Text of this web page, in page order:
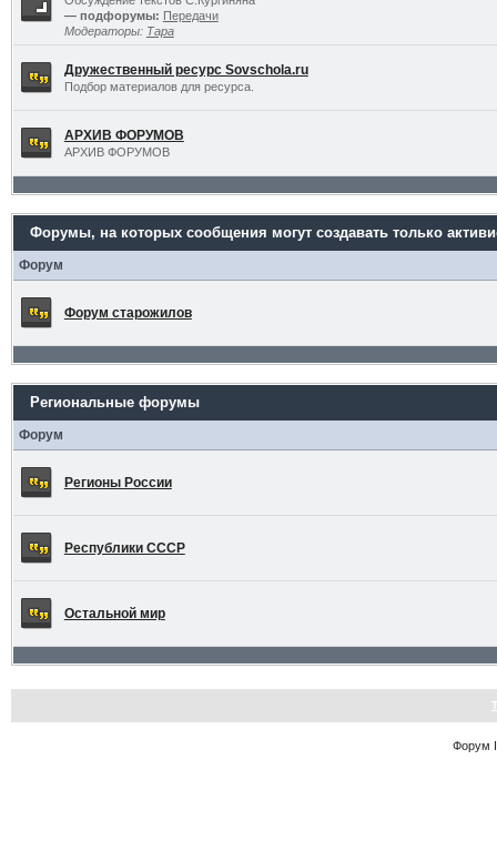
— подфорумы: Передачи
Модераторы: Тара
Дружественный ресурс Sovschola.ru
Подбор материалов для ресурса.
АРХИВ ФОРУМОВ
АРХИВ ФОРУМОВ
Форумы, на которых сообщения могут создавать только
Форум
Форум старожилов
Региональные форумы
Форум
Регионы России
Республики СССР
Остальной мир
Форум